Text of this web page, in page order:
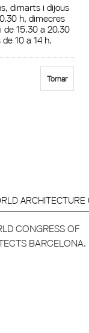
dimarts i dijous
h, dimecres
de 15.30 a 20.30
10 a 14 h.
Tornar